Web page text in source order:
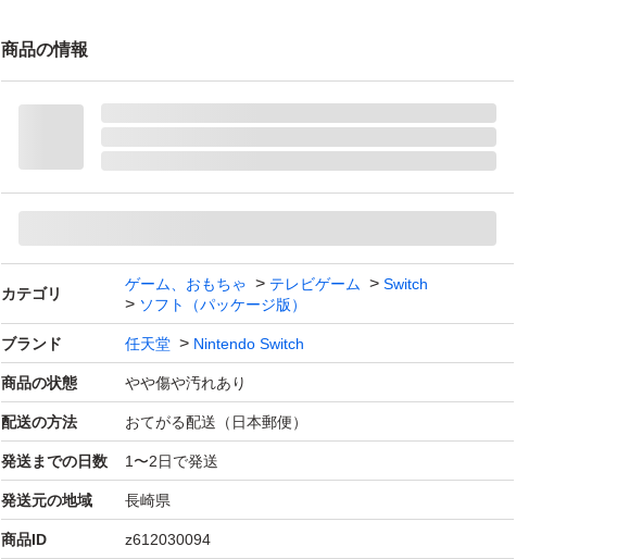
て発送します。
商品の情報
カテゴリ
ゲーム、おもちゃ テレビゲーム
Switch
ソフト（パッケージ版）
ブランド 任天堂 Nintendo Switch
商品の状態 やや傷や汚れあり
配送の方法 おてがる配送（日本郵便）
発送までの日数 1〜2日で発送
発送元の地域 長崎県
商品ID z612030094